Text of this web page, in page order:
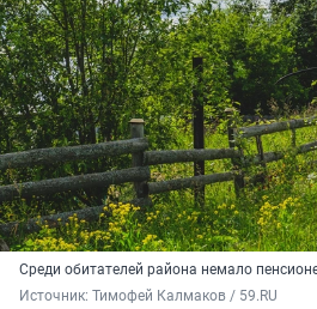
Среди обитателей района немало
Источник: Тимофей Калмаков / 59.RU